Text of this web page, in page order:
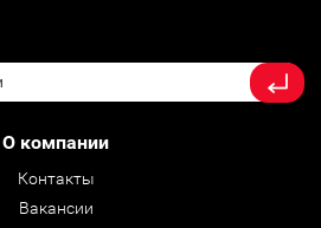
О компании
Контакты
Вакансии